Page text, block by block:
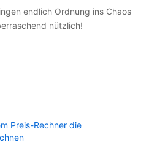
endlich Ordnung ins Chaos
nützlich!
Preis-Rechner die